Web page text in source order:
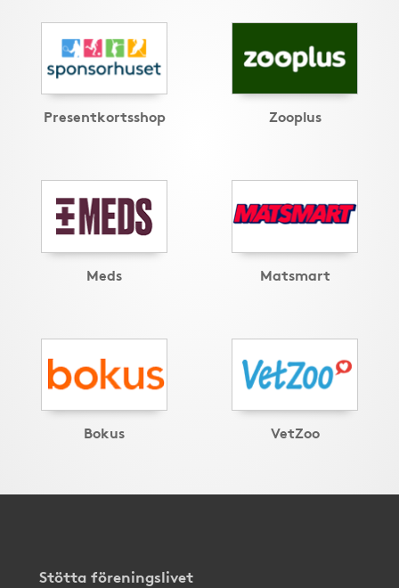
Presentkortsshop Zooplus
Meds Matsmart
Bokus VetZoo
Stötta föreningslivet